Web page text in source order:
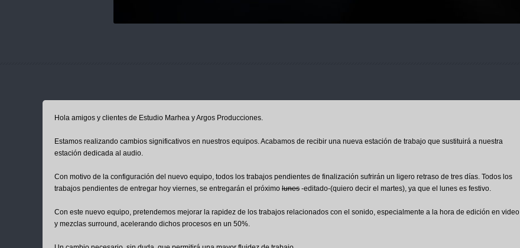
Hola amigos y clientes de Estudio Marhea y Argos Producciones.
Estamos realizando cambios significativos en nuestros equipos. Acabamos de recibir una nueva estación de trabajo que sustituirá a nuestra
estación dedicada al audio.
Con motivo de la configuración del nuevo equipo, todos los trabajos pendientes de finalización sufrirán un ligero retraso de tres días. Todos los
trabajos pendientes de entregar hoy viernes, se entregarán el próximo lunes -editado-(quiero decir el martes), ya que el lunes es festivo.
Con este nuevo equipo, pretendemos mejorar la rapidez de los trabajos relacionados con el sonido, especialmente a la hora de edición en video
y mezclas surround, acelerando dichos procesos en un 50%.